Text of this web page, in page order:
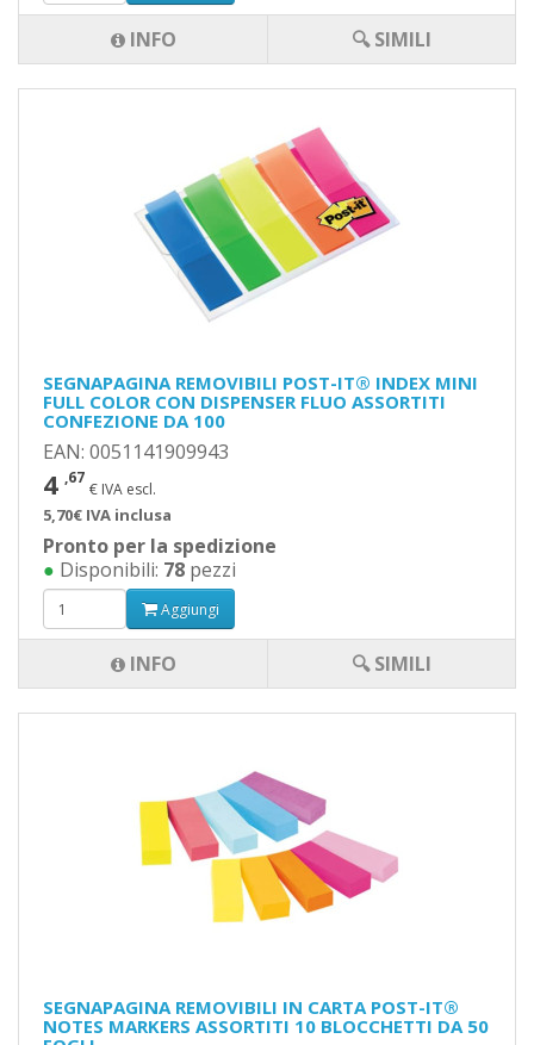
INFO 🔍 SIMILI
SEGNAPAGINA REMOVIBILI POST-IT® INDEX MINI
FULL COLOR CON DISPENSER FLUO ASSORTITI
CONFEZIONE DA 100
EAN: 0051141909943
4 ,67
€ IVA escl.
5,70€ IVA inclusa
Pronto per la spedizione
● Disponibili: 78 pezzi
Aggiungi
INFO 🔍 SIMILI
SEGNAPAGINA REMOVIBILI IN CARTA POST-IT®
NOTES MARKERS ASSORTITI 10 BLOCCHETTI DA 50